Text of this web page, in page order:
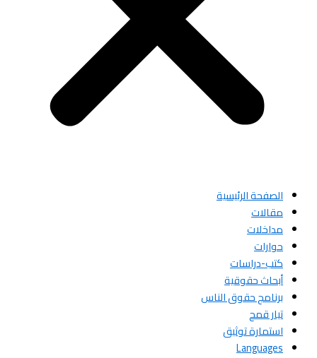
الصفحة الرئيسية
مقالات
مداخلات
حوارات
كتب-دراسات
أبحاث حقوقية
برنامج حقوق الناس
تيار قمح
استمارة توثيق
Languages